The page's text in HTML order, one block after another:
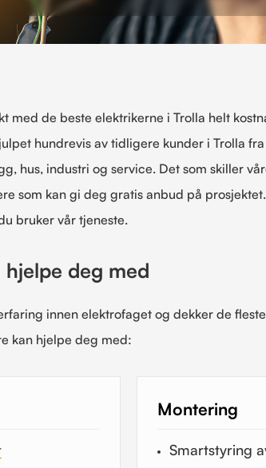
med de beste elektrikerne i Trolla helt
hundrevis av tidligere kunder i Trolla
hus, industri og service. Det som skiller
som kan gi deg gratis anbud på
bruker vår tjeneste.
deg med
innen elektrofaget og dekker de
kan hjelpe deg med:
Montering
Smartstyring